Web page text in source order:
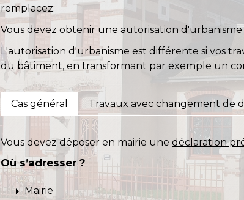
remplacez.
Vous devez obtenir une autorisation
L'autorisation d'urbanisme est différente si vos
du bâtiment, en transformant par exemple un
Cas général Travaux avec changement de
Vous devez déposer en mairie unedéclaration
Où s’adresser ?
arrow_rightMairie